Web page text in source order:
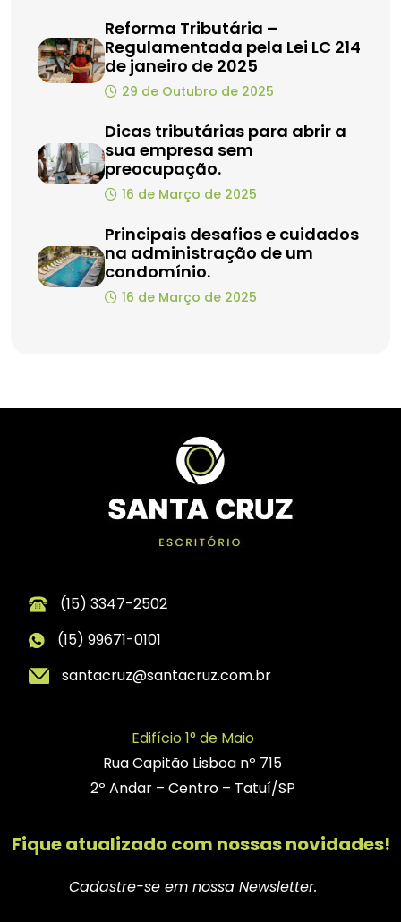
Reforma Tributária –
Regulamentada pela Lei LC 214
de janeiro de 2025
29 de Outubro de 2025
Dicas tributárias para abrir a
sua empresa sem
preocupação.
16 de Março de 2025
Principais desafios e cuidados
na administração de um
condomínio.
16 de Março de 2025
(15) 3347-2502
(15) 99671-0101
santacruz@santacruz.com.br
Edifício 1° de Maio
Rua Capitão Lisboa nº 715
2º Andar – Centro – Tatuí/SP
Fique atualizado com nossas novidades!
Cadastre-se em nossa Newsletter.